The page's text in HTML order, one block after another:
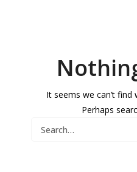
It seems we can’t find
Perhaps
Search